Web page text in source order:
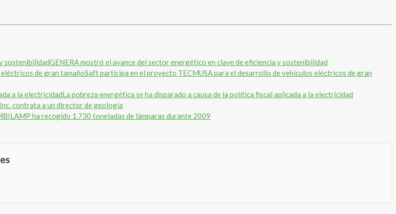
GENERA mostró el avance del sector energético en clave de eficiencia y sostenibilidad
Saft participa en el proyecto TECMUSA para el desarrollo de vehículos eléctricos de gran
La pobreza energética se ha disparado a causa de la política fiscal aplicada a la electricidad
contrata a un director de geología
ha recogido 1.730 toneladas de lámparas durante 2009